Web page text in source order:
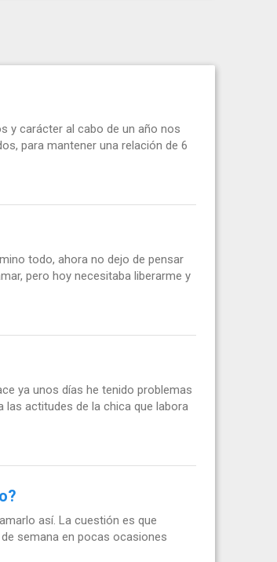
y carácter al cabo de un año nos
para mantener una relación de 6
todo, ahora no dejo de pensar
pero hoy necesitaba liberarme y
ya unos días he tenido problemas
actitudes de la chica que labora
así. La cuestión es que
semana en pocas ocasiones